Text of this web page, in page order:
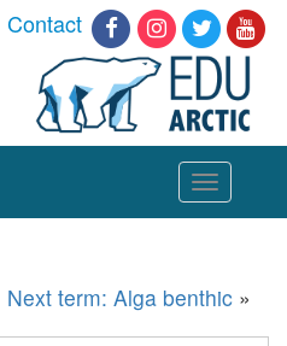
Contact
Toggle
navigation
Next term: Alga benthic »